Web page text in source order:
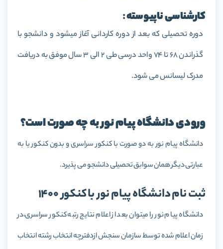
کارشناسی ناپیوسته:
دوره تحصیلی که بعد از دوره کاردانی آغاز میشود و دانشجو با
گذراندن 68 تا 74 واحد درسی طی 2 الی 3 سال موفق به دریافت
مدرک لیسانس می شود.
ورودی دانشگاه پیام نور به چه صورت است؟
دانشگاه پیام نور به دو صورت با کنکور سراسری و بدون کنکور یا به
عبارتی دیگر همان سوابق تحصیلی دانشجو می پذیرد.
ثبت نام دانشگاه پیام نور با کنکور 1400
دانشگاه پیام نور را میتوان بعد از اعلام نتایج رتبه کنکور سراسری،در
زمان اعلام شده توسط سازمان سنجش ازدفترچه انتخاب رشته انتخاب